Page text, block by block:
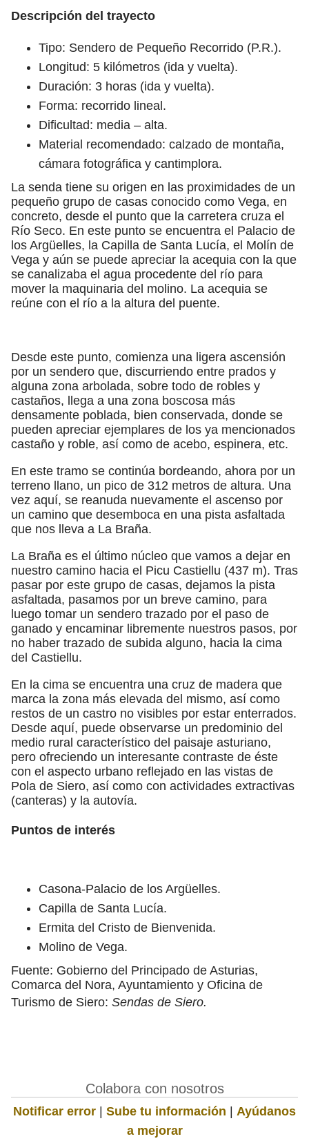
Descripción del trayecto
Tipo: Sendero de Pequeño Recorrido (P.R.).
Longitud: 5 kilómetros (ida y vuelta).
Duración: 3 horas (ida y vuelta).
Forma: recorrido lineal.
Dificultad: media – alta.
Material recomendado: calzado de montaña,
cámara fotográfica y cantimplora.
La senda tiene su origen en las proximidades de un
pequeño grupo de casas conocido como Vega, en
concreto, desde el punto que la carretera cruza el
Río Seco. En este punto se encuentra el Palacio de
los Argüelles, la Capilla de Santa Lucía, el Molín de
Vega y aún se puede apreciar la acequia con la que
se canalizaba el agua procedente del río para
mover la maquinaria del molino. La acequia se
reúne con el río a la altura del puente.
Desde este punto, comienza una ligera ascensión
por un sendero que, discurriendo entre prados y
alguna zona arbolada, sobre todo de robles y
castaños, llega a una zona boscosa más
densamente poblada, bien conservada, donde se
pueden apreciar ejemplares de los ya mencionados
castaño y roble, así como de acebo, espinera, etc.
En este tramo se continúa bordeando, ahora por un
terreno llano, un pico de 312 metros de altura. Una
vez aquí, se reanuda nuevamente el ascenso por
un camino que desemboca en una pista asfaltada
que nos lleva a La Braña.
La Braña es el último núcleo que vamos a dejar en
nuestro camino hacia el Picu Castiellu (437 m). Tras
pasar por este grupo de casas, dejamos la pista
asfaltada, pasamos por un breve camino, para
luego tomar un sendero trazado por el paso de
ganado y encaminar libremente nuestros pasos, por
no haber trazado de subida alguno, hacia la cima
del Castiellu.
En la cima se encuentra una cruz de madera que
marca la zona más elevada del mismo, así como
restos de un castro no visibles por estar enterrados.
Desde aquí, puede observarse un predominio del
medio rural característico del paisaje asturiano,
pero ofreciendo un interesante contraste de éste
con el aspecto urbano reflejado en las vistas de
Pola de Siero, así como con actividades extractivas
(canteras) y la autovía.
Puntos de interés
Casona-Palacio de los Argüelles.
Capilla de Santa Lucía.
Ermita del Cristo de Bienvenida.
Molino de Vega.
Fuente: Gobierno del Principado de Asturias,
Comarca del Nora, Ayuntamiento y Oficina de
Turismo de Siero: Sendas de Siero.
Colabora con nosotros
Notificar error | Sube tu información | Ayúdanos
a mejorar